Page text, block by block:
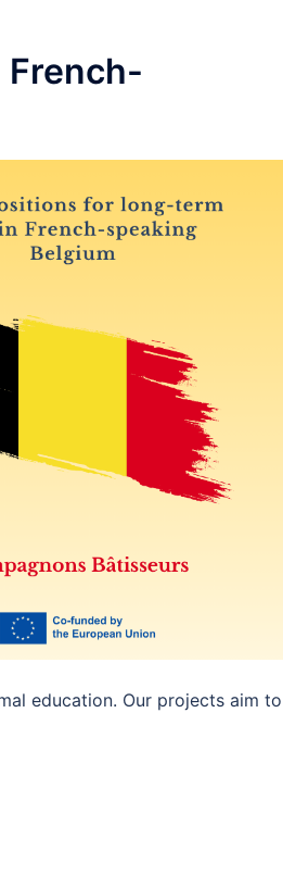
French-
education. Our projects aim to